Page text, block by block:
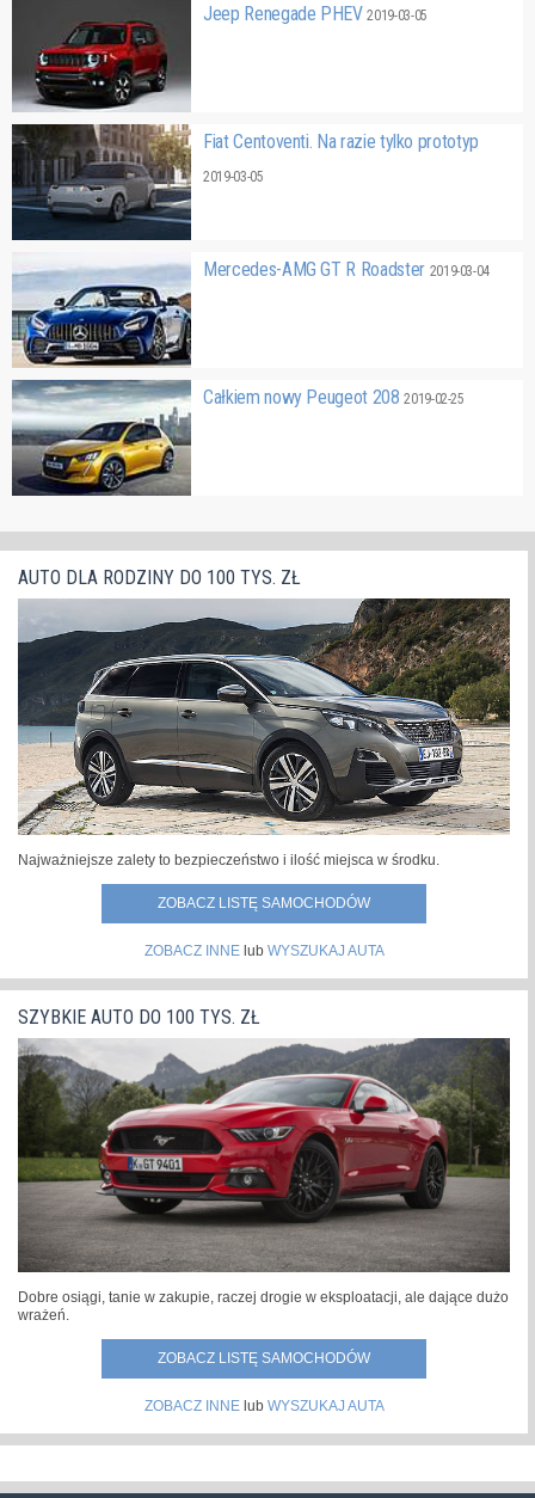
Jeep Renegade PHEV2019-03-05
Fiat Centoventi. Na razie tylko prototyp
2019-03-05
Mercedes-AMG GT R Roadster 2019-03-04
Całkiem nowy Peugeot 2082019-02-25
AUTO DLA RODZINY DO 100 TYS. ZŁ
Najważniejsze zalety to bezpieczeństwo i ilość miejsca w środku.
ZOBACZ LISTĘ SAMOCHODÓW
ZOBACZ INNElub WYSZUKAJ AUTA
SZYBKIE AUTO DO 100 TYS. ZŁ
Dobre osiągi, tanie w zakupie, raczej drogie w eksploatacji, ale dające dużo
wrażeń.
ZOBACZ LISTĘ SAMOCHODÓW
ZOBACZ INNElub WYSZUKAJ AUTA